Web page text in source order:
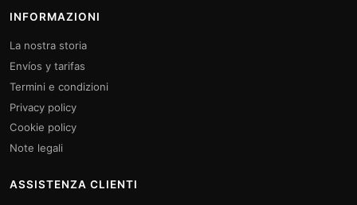
INFORMAZIONI
La nostra storia
Envíos y tarifas
Termini e condizioni
Privacy policy
Cookie policy
Note legali
ASSISTENZA CLIENTI